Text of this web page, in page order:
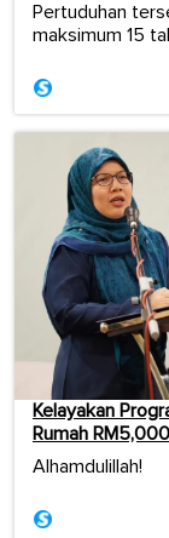
Pertuduhan
maksimum 15
Kelayakan
Rumah
Alhamdulillah!